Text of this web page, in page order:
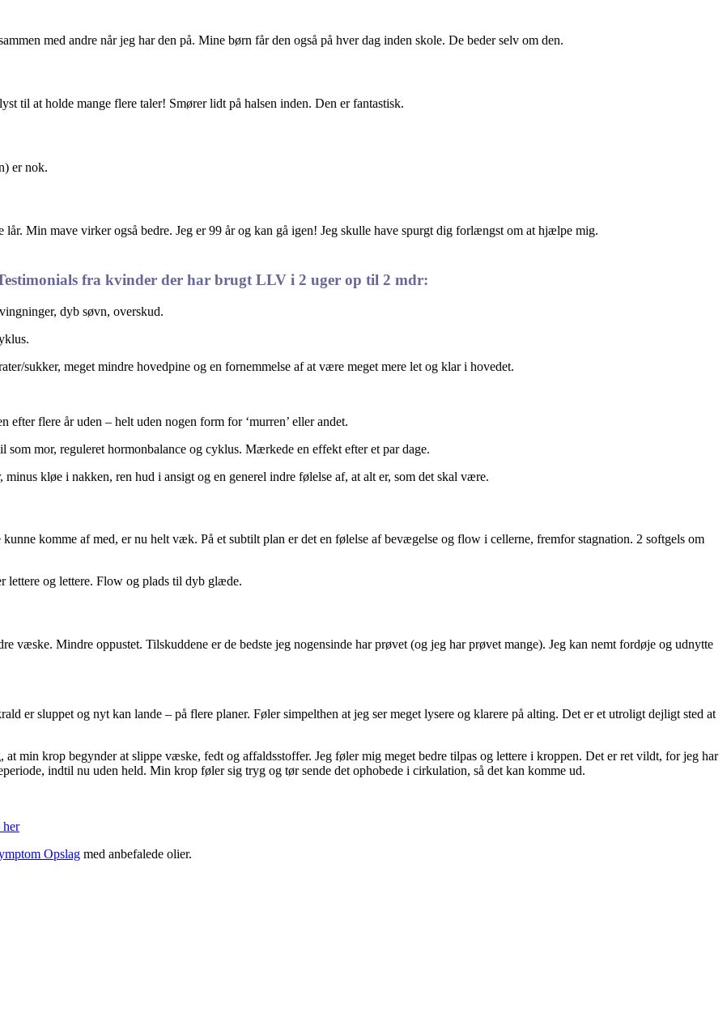
med andre når jeg har den på. Mine børn får den også på hver dag inden skole. De beder selv om den.
til at holde mange flere taler! Smører lidt på halsen inden. Den er fantastisk.
er nok.
Min mave virker også bedre. Jeg er 99 år og kan gå igen! Jeg skulle have spurgt dig forlængst om at hjælpe mig.
fra kvinder der har brugt LLV i 2 uger op til 2 mdr:
dyb søvn, overskud.
sukker, meget mindre hovedpine og en fornemmelse af at være meget mere let og klar i hovedet.
flere år uden – helt uden nogen form for ‘murren’ eller andet.
mor, reguleret hormonbalance og cyklus. Mærkede en effekt efter et par dage.
kløe i nakken, ren hud i ansigt og en generel indre følelse af, at alt er, som det skal være.
komme af med, er nu helt væk. På et subtilt plan er det en følelse af bevægelse og flow i cellerne, fremfor stagnation. 2 softgels om
lettere og lettere. Flow og plads til dyb glæde.
væske. Mindre oppustet. Tilskuddene er de bedste jeg nogensinde har prøvet (og jeg har prøvet mange). Jeg kan nemt fordøje og udnytte
er sluppet og nyt kan lande – på flere planer. Føler simpelthen at jeg ser meget lysere og klarere på alting. Det er et utroligt dejligt sted at
min krop begynder at slippe væske, fedt og affaldsstoffer. Jeg føler mig meget bedre tilpas og lettere i kroppen. Det er ret vildt, for jeg har
indtil nu uden held. Min krop føler sig tryg og tør sende det ophobede i cirkulation, så det kan komme ud.
her
Opslag med anbefalede olier.